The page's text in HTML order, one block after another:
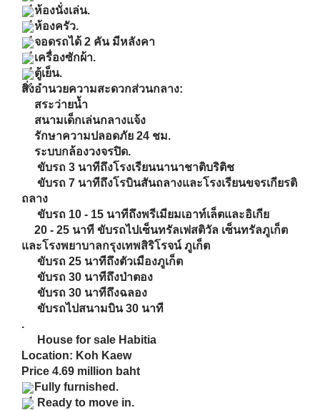
สิ่งอำนวยความสะดวกส่วนกลาง:
สระว่ายน้ำ
สนามเด็กเล่นกลางแจ้ง
รักษาความปลอดภัย 24 ชม.
ระบบกล้องวงจรปิด.
ขับรถ 3 นาทีถึงโรงเรียนนานาชาติบริติช
ขับรถ 7 นาทีถึงโรบินสันถลางและโรงเรียนขจรเกียรติ
ถลาง
ขับรถ 10 - 15 นาทีถึงพรีเมียมเอาท์เล็ตและอิเกีย
20 - 25 นาที ขับรถไปเซ็นทรัลเฟสติวัล เซ็นทรัลภูเก็ต
และโรงพยาบาลกรุงเทพสิริโรจน์ ภูเก็ต
ขับรถ 25 นาทีถึงตัวเมืองภูเก็ต
ขับรถ 30 นาทีถึงป่าตอง
ขับรถ 30 นาทีถึงฉลอง
ขับรถไปสนามบิน 30 นาที
.
House for sale Habitia
Location: Koh Kaew
Price 4.69 million baht
Fully furnished.
3 beds
2 bathrooms
Living room.
Kitchen.
Parking for 2 cars with roof.